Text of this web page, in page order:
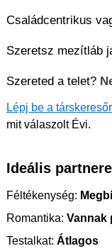
Családcentrikus
Szeretsz mezítláb
Szereted a telet?
Lépj be a
mit válaszolt Évi.
Ideális
Féltékenység:
Romantika: Vannak
Testalkat: Átlagos